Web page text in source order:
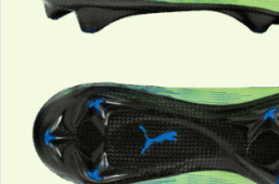
Produktseite
gewählt